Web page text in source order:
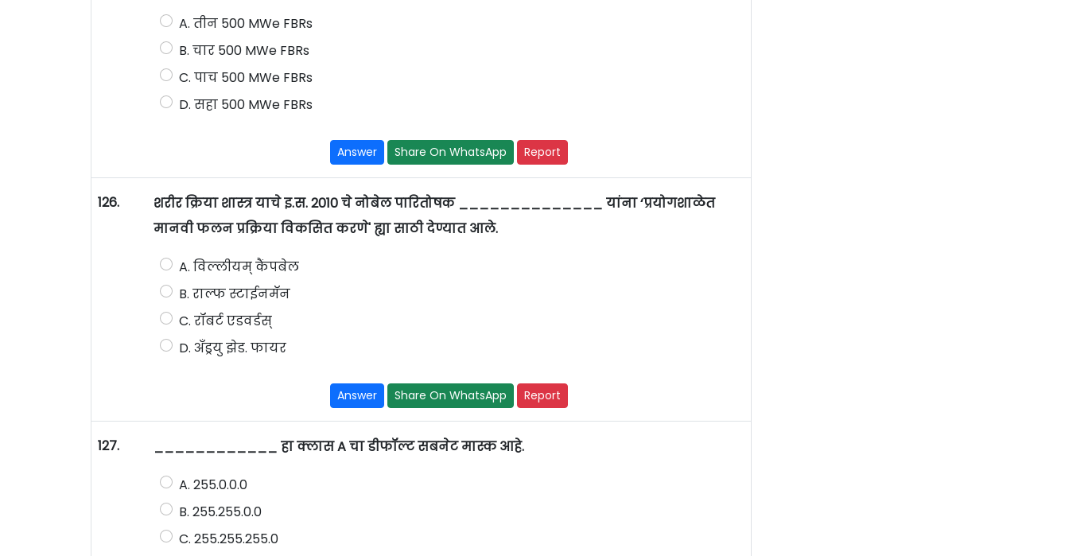
A. तीन 500 MWe FBRs
B. चार 500 MWe FBRs
C. पाच 500 MWe FBRs
D. सहा 500 MWe FBRs
Answer Share On WhatsApp Report
126.
शरीर क्रिया शास्त्र याचे इ.स. 2010 चे नोबेल पारितोषक ______________ यांना ‘प्रयोगशाळेत
मानवी फलन प्रक्रिया विकसित करणे' ह्या साठी देण्यात आले.
A. विल्लीयम् कैंपबेल
B. राल्फ स्टाईनमॅन
C. रॉबर्ट एडवर्डस्
D. अँड्रयु झेड. फायर
Answer Share On WhatsApp Report
127. ____________ हा क्लास A चा डीफॉल्ट सबनेट मास्क आहे.
A. 255.0.0.0
B. 255.255.0.0
C. 255.255.255.0